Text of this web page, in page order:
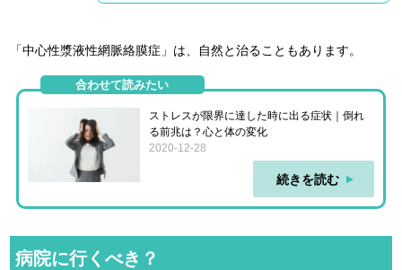
「中心性漿液性網脈絡膜症」は、自然と治ることもあります。
合わせて読みたい
ストレスが限界に達した時に出る症状｜倒れ
る前兆は？心と体の変化
2020-12-28
続きを読む
病院に行くべき？